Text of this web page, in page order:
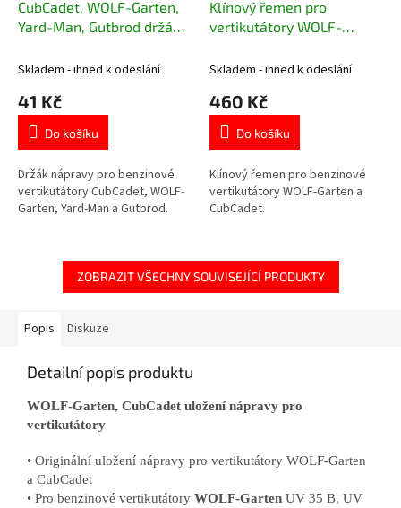
CubCadet, WOLF-Garten,
Yard-Man, Gutbrod držák
3635310
Skladem - ihned k odeslání
41 Kč
Do košíku
Držák nápravy pro benzinové
vertikutátory CubCadet, WOLF-
Garten, Yard-Man a Gutbrod.
Klínový řemen pro
vertikutátory WOLF-
05372, 0039227
Skladem - ihned k odeslání
460 Kč
Do košíku
Klínový řemen pro benzinové
vertikutátory WOLF-Garten a
CubCadet.
ZOBRAZIT VŠECHNY SOUVISEJÍCÍ PRODUKTY
Popis Diskuze
Detailní popis produktu
WOLF-Garten, CubCadet uložení nápravy pro
vertikutátory
• Originální uložení nápravy pro vertikutátory WOLF-Garten
a CubCadet
• Pro benzinové vertikutátory WOLF-Garten UV 35 B, UV